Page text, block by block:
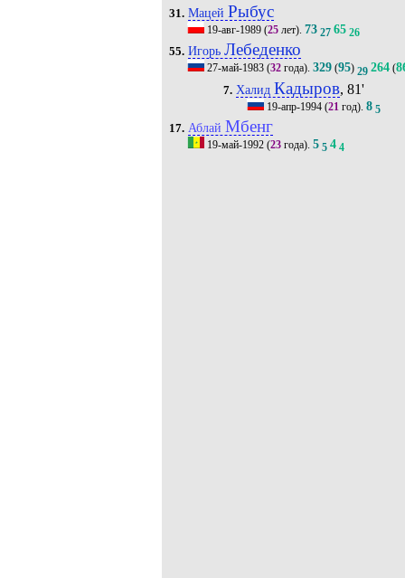
31. Мацей Рыбус
19-авг-1989(25лет). 73 27 65 26
55. Игорь Лебеденко
27-май-1983(32года). 329(95) 29 264(
7. Халид Кадыров, 81'
19-апр-1994 (21 год).8 5
17. Аблай Мбенг
19-май-1992(23года). 5 5 4 4